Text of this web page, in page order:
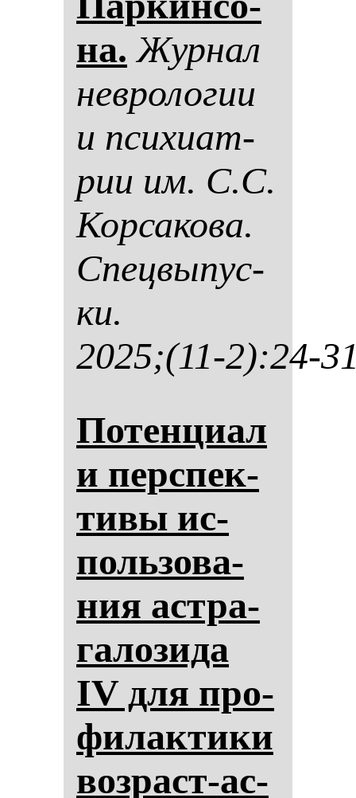
на. Жур­нал
нев­ро­ло­гии
и пси­хи­ат­
рии им. С.С.
Кор­са­ко­ва.
Спец­вы­пус­
ки.
2025;(11-2):24-
По­тен­ци­ал
и пер­спек­
ти­вы ис­
поль­зо­ва­
ния ас­тра­
га­ло­зи­да
IV для про­
фи­лак­ти­ки
воз­раст-ас­